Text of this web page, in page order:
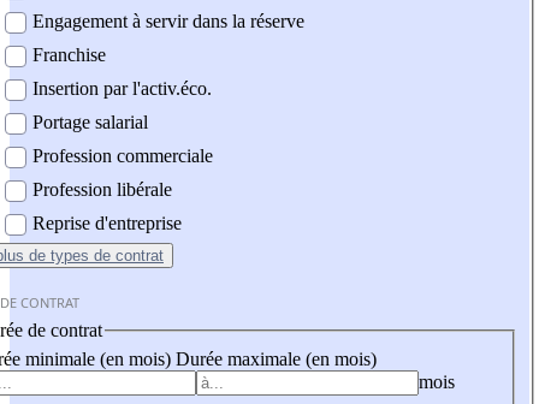
Engagement à servir dans la réserve
Franchise
Insertion par l'activ.éco.
Portage salarial
Profession commerciale
Profession libérale
Reprise d'entreprise
de types de contrat
CONTRAT
de contrat
minimale (en mois) Durée maximale (en mois)
mois